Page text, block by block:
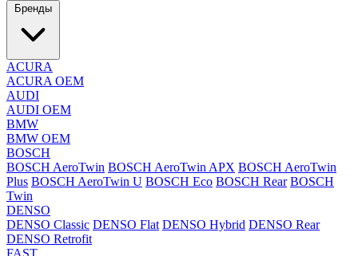
Бренды
ACURA
ACURA OEM
AUDI
AUDI OEM
BMW
BMW OEM
BOSCH
BOSCH AeroTwin BOSCH AeroTwin APX BOSCH AeroTwin
Plus BOSCH AeroTwin U BOSCH Eco BOSCH Rear BOSCH
Twin
DENSO
DENSO Classic DENSO Flat DENSO Hybrid DENSO Rear
DENSO Retrofit
FAST